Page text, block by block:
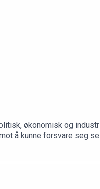
økonomisk og
å kunne forsvare seg